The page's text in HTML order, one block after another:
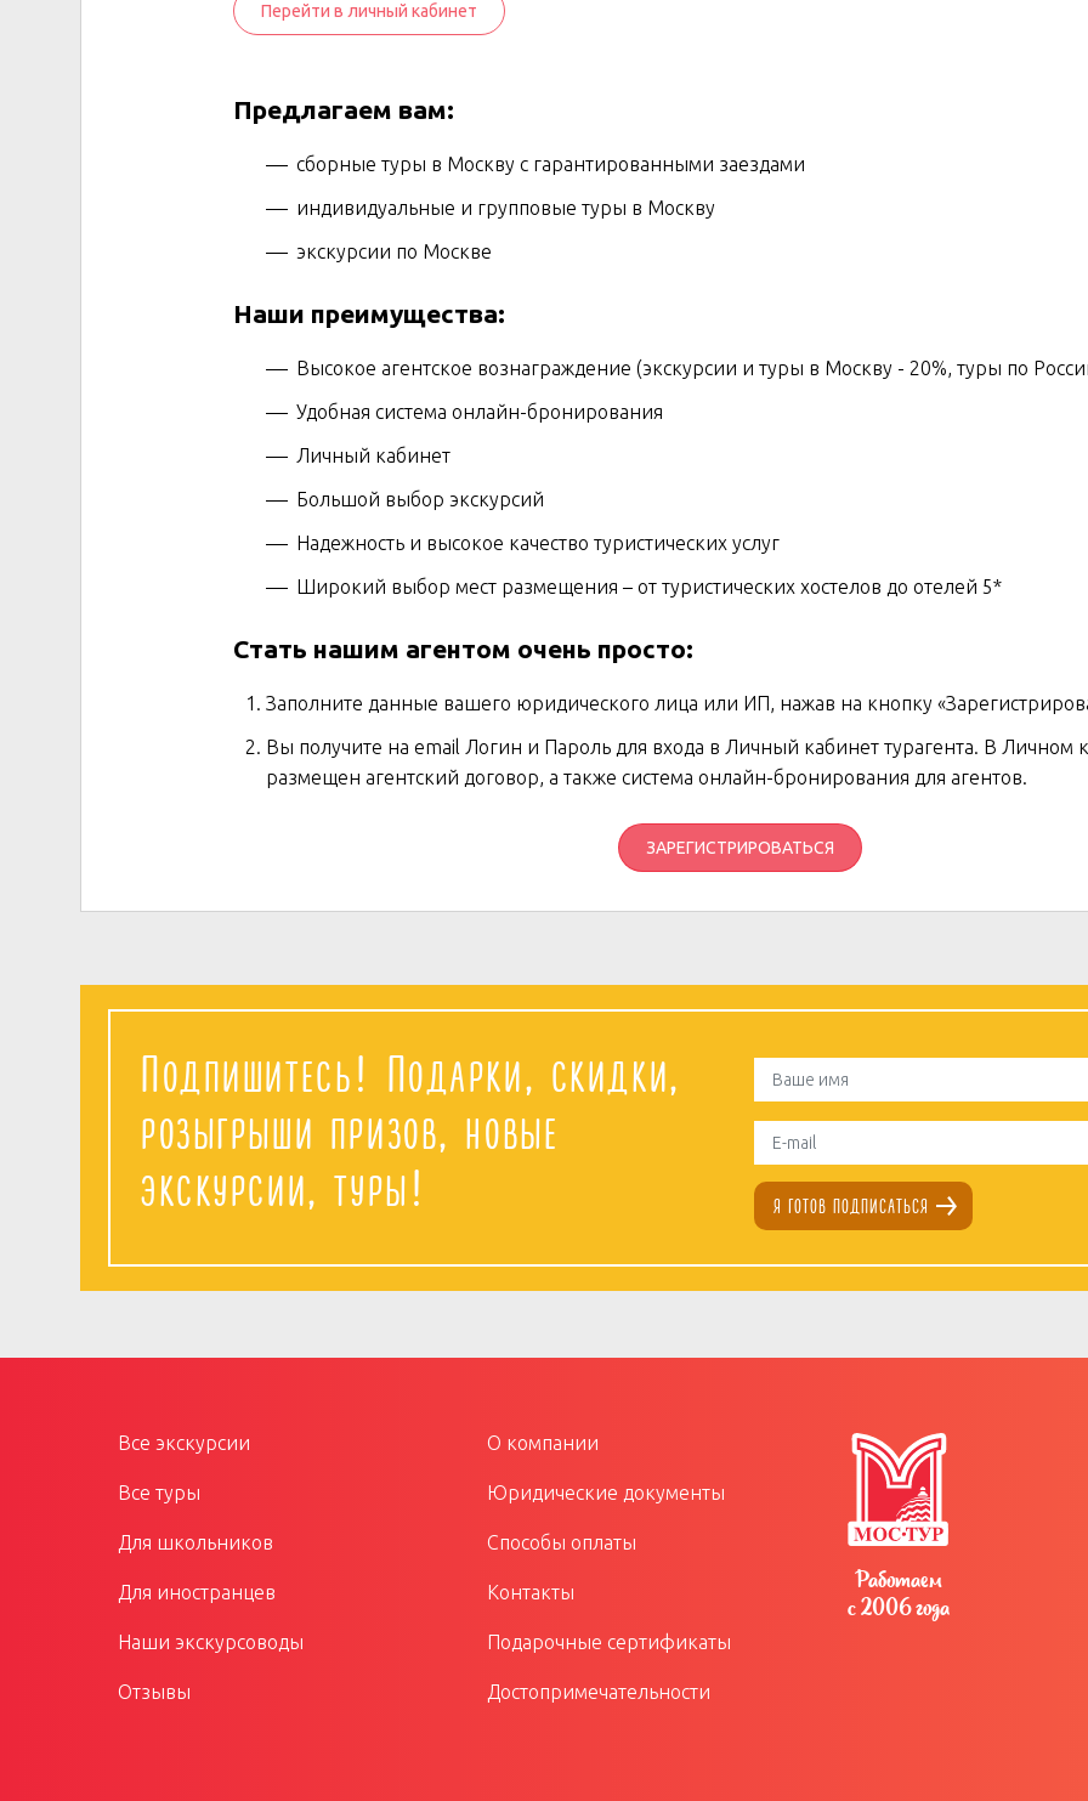
Перейти в личный кабинет
Предлагаем вам:
сборные туры в Москву с гарантированными заездами
индивидуальные и групповые туры в Москву
экскурсии по Москве
Наши преимущества:
Высокое агентское вознаграждение (экскурсии и туры в Москву - 20%, туры по
Удобная система онлайн-бронирования
Личный кабинет
Большой выбор экскурсий
Надежность и высокое качество туристических услуг
Широкий выбор мест размещения – от туристических хостелов до отелей 5*
Стать нашим агентом очень просто:
Заполните данные вашего юридического лица или ИП, нажав на кнопку
Вы получите на email Логин и Пароль для входа в Личный кабинет турагента. В Личном
размещен агентский договор, а также система онлайн-бронирования для агентов.
ЗАРЕГИСТРИРОВАТЬСЯ
Подпишитесь! Подарки, скидки,
розыгрыши призов, новые
экскурсии, туры!
я готов подписаться
Все экскурсии
Все туры
Для школьников
Для иностранцев
Наши экскурсоводы
Отзывы
О компании
Юридические документы
Способы оплаты
Контакты
Подарочные сертификаты
Достопримечательности
Работаем
с 2006 года